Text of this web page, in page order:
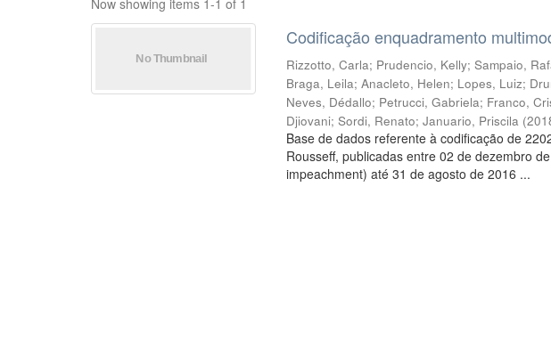
Now showing items 1-1 of 1
Codificação enquadramento
Rizzotto, Carla; Prudencio, Kelly;Sampaio,
Braga, Leila;Anacleto, Helen; Lopes, Luiz;
Neves, Dédallo; Petrucci, Gabriela; Franco,
Djiovani;Sordi, Renato;Januario, Priscila (
Base de dados referente à codificação de
Rousseff, publicadas entre 02 de dezembro
impeachment) até 31 de agosto de 2016 ...